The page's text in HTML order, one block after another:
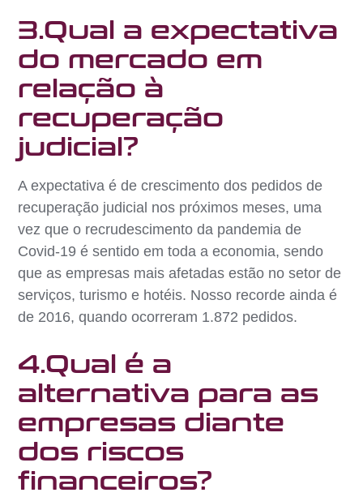
3.Qual a expectativa
do mercado em
relação à
recuperação
judicial?
A expectativa é de crescimento dos pedidos de
recuperação judicial nos próximos meses, uma
vez que o recrudescimento da pandemia de
Covid-19 é sentido em toda a economia, sendo
que as empresas mais afetadas estão no setor de
serviços, turismo e hotéis. Nosso recorde ainda é
de 2016, quando ocorreram 1.872 pedidos.
4.Qual é a
alternativa para as
empresas diante
dos riscos
financeiros?